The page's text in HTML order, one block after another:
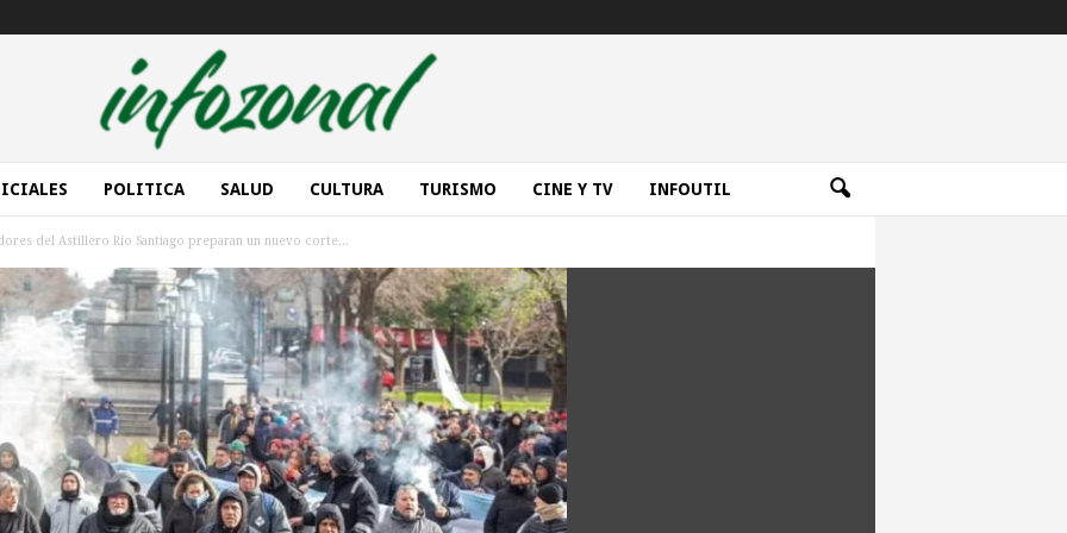
POLITICA SALUD CULTURA TURISMO CINE Y TV INFOUTIL
del Astillero Río Santiago preparan un nuevo corte...